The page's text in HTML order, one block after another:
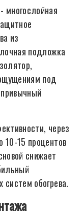
многослойная
из
подложка
под
через
15 процентов
снижает
обогрева.